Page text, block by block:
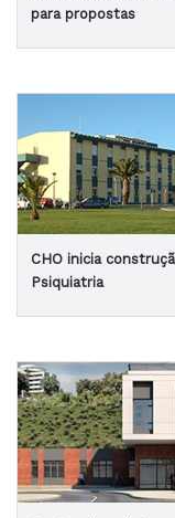
para propostas
CHO inicia
Psiquiatria